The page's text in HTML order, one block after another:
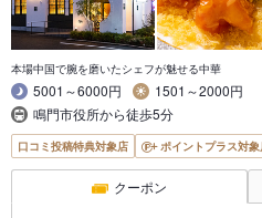
本場中国で腕を磨いたシェフが魅せる中華
5001～6000円
1501～2000円
鳴門市役所から徒歩5分
口コミ投稿特典対象店 ポイントプラス対
クーポン